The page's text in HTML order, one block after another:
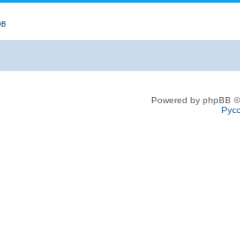
Powered by phpBB